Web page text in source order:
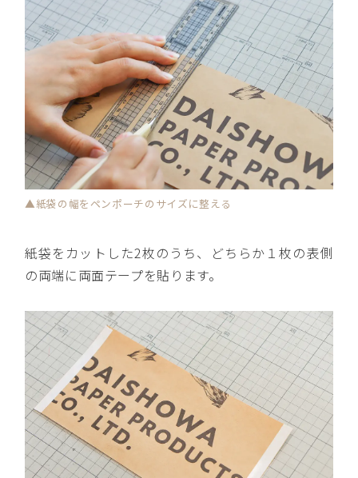
▲紙袋の幅をペンポーチのサイズに整える
紙袋をカットした2枚のうち、どちらか１枚の表側
の両端に両面テープを貼ります。